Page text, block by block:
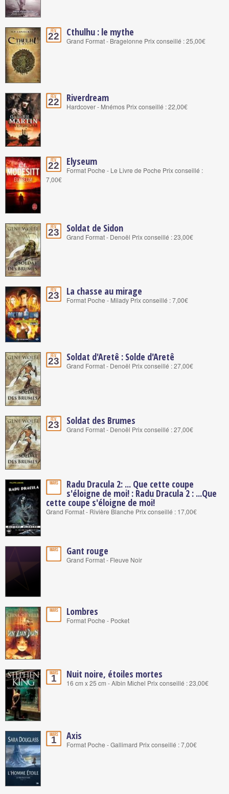
Fév.
22 Cthulhu : le mythe
Grand Format - Bragelonne Prix conseillé : 25,00€
Fév.
22 Riverdream
Hardcover - Mnémos Prix conseillé : 22,00€
Fév.
22 Elyseum
Format Poche - Le Livre de Poche Prix conseillé :
7,00€
Fév.
23 Soldat de Sidon
Grand Format - Denoël Prix conseillé : 23,00€
Fév.
23 La chasse au mirage
Format Poche - Milady Prix conseillé : 7,00€
Fév.
23 Soldat d'Aretê : Solde d'Aretê
Grand Format - Denoël Prix conseillé : 27,00€
Fév.
23 Soldat des Brumes
Grand Format - Denoël Prix conseillé : 27,00€
Mars Radu Dracula 2: ... Que cette coupe
s'éloigne de moi! : Radu Dracula 2 : ...Que
cette coupe s'éloigne de moi!
Grand Format - Rivière Blanche Prix conseillé : 17,00€
Mars Gant rouge
Grand Format - Fleuve Noir
Mars Lombres
Format Poche - Pocket
Mars
1 Nuit noire, étoiles mortes
16 cm x 25 cm - Albin Michel Prix conseillé : 23,00€
Mars
1 Axis
Format Poche - Gallimard Prix conseillé : 7,00€